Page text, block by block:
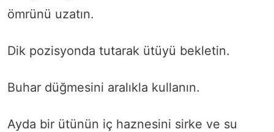
ömrünü uzatın.
Dik pozisyonda tutarak ütüyü bekletin.
Buhar düğmesini aralıkla kullanın.
Ayda bir ütünün iç haznesini sirke ve su